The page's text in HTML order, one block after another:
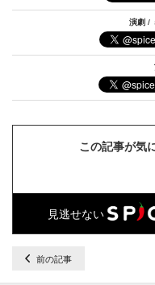
演劇 /
この記事が気
見逃せない
前の記事